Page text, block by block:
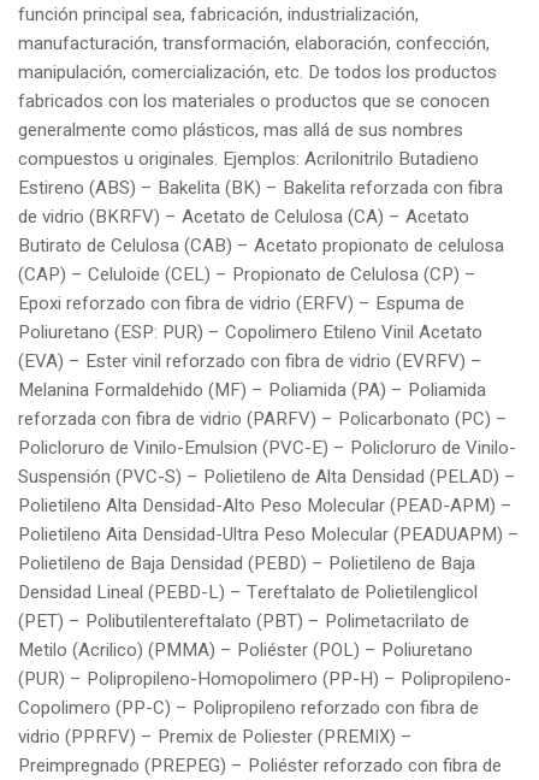
función principal sea, fabricación, industrialización,
manufacturación, transformación, elaboración, confección,
manipulación, comercialización, etc. De todos los productos
fabricados con los materiales o productos que se conocen
generalmente como plásticos, mas allá de sus nombres
compuestos u originales. Ejemplos: Acrilonitrilo Butadieno
Estireno (ABS) – Bakelita (BK) – Bakelita reforzada con fibra
de vidrio (BKRFV) – Acetato de Celulosa (CA) – Acetato
Butirato de Celulosa (CAB) – Acetato propionato de celulosa
(CAP) – Celuloide (CEL) – Propionato de Celulosa (CP) –
Epoxi reforzado con fibra de vidrio (ERFV) – Espuma de
Poliuretano (ESP: PUR) – Copolimero Etileno Vinil Acetato
(EVA) – Ester vinil reforzado con fibra de vidrio (EVRFV) –
Melanina Formaldehido (MF) – Poliamida (PA) – Poliamida
reforzada con fibra de vidrio (PARFV) – Policarbonato (PC) –
Policloruro de Vinilo-Emulsion (PVC-E) – Policloruro de Vinilo-
Suspensión (PVC-S) – Polietileno de Alta Densidad (PELAD) –
Polietileno Alta Densidad-Alto Peso Molecular (PEAD-APM) –
Polietileno Aita Densidad-Ultra Peso Molecular (PEADUAPM) –
Polietileno de Baja Densidad (PEBD) – Polietileno de Baja
Densidad Lineal (PEBD-L) – Tereftalato de Polietilenglicol
(PET) – Polibutilentereftalato (PBT) – Polimetacrilato de
Metilo (Acrilico) (PMMA) – Poliéster (POL) – Poliuretano
(PUR) – Polipropileno-Homopolimero (PP-H) – Polipropileno-
Copolimero (PP-C) – Polipropileno reforzado con fibra de
vidrio (PPRFV) – Premix de Poliester (PREMIX) –
Preimpregnado (PREPEG) – Poliéster reforzado con fibra de